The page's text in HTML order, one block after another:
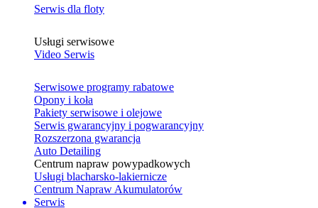
Serwis dla floty
Usługi serwisowe
Video Serwis
Serwisowe programy rabatowe
Opony i koła
Pakiety serwisowe i olejowe
Serwis gwarancyjny i pogwarancyjny
Rozszerzona gwarancja
Auto Detailing
Centrum napraw powypadkowych
Usługi blacharsko-lakiernicze
Centrum Napraw Akumulatorów
Serwis